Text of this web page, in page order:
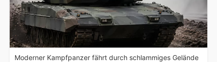
Moderner Kampfpanzer fährt durch schlammiges Gelände